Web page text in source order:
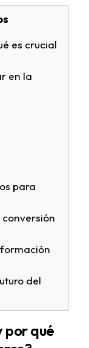
es crucial
en la
para
del
por qué